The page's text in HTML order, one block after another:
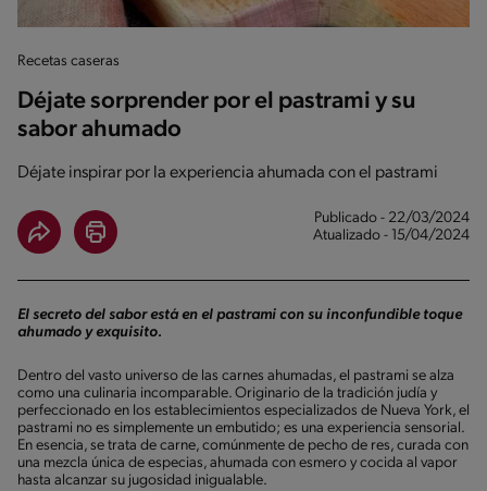
Recetas caseras
Déjate sorprender por el pastrami y su
sabor ahumado
Déjate inspirar por la experiencia ahumada con el pastrami
Publicado - 22/03/2024
Atualizado - 15/04/2024
El secreto del sabor está en el pastrami con su inconfundible toque
ahumado y exquisito.
Dentro del vasto universo de las carnes ahumadas, el pastrami se alza
como una culinaria incomparable. Originario de la tradición judía y
perfeccionado en los establecimientos especializados de Nueva York, el
pastrami no es simplemente un embutido; es una experiencia sensorial.
En esencia, se trata de carne, comúnmente de pecho de res, curada con
una mezcla única de especias, ahumada con esmero y cocida al vapor
hasta alcanzar su jugosidad inigualable.